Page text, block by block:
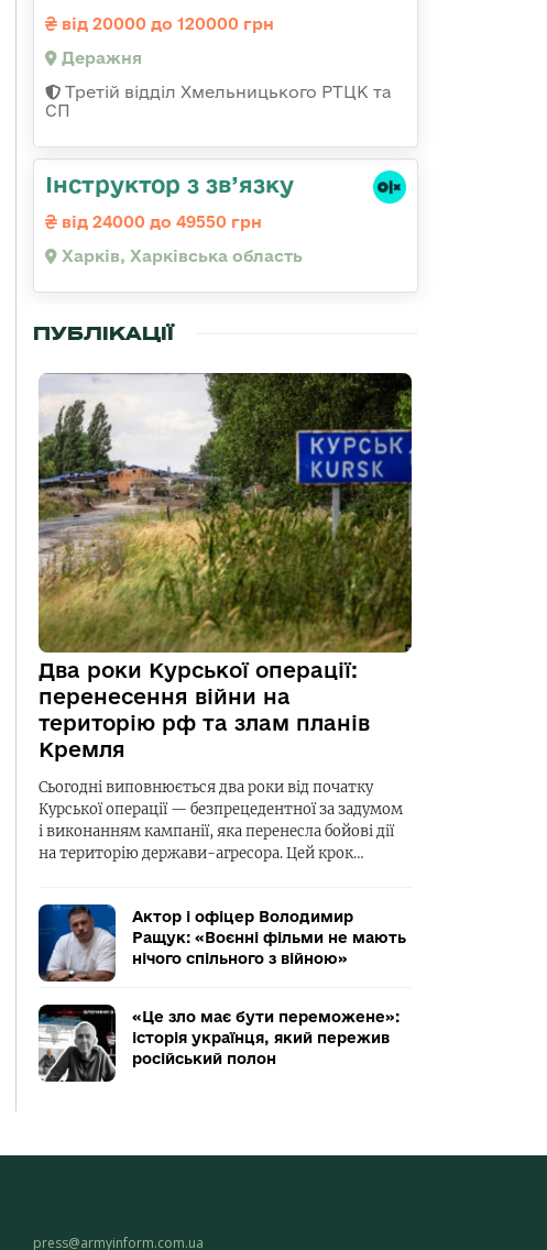
від 20000 до 120000 грн
Деражня
Третій відділ Хмельницького РТЦК та
СП
Інструктор з зв’язку
від 24000 до 49550 грн
Харків, Харківська область
ПУБЛІКАЦІЇ
Два роки Курської операції:
перенесення війни на
територію рф та злам планів
Кремля
Сьогодні виповнюється два роки від початку
Курської операції — безпрецедентної за задумом
і виконанням кампанії, яка перенесла бойові дії
на територію держави-агресора. Цей крок…
Актор і офіцер Володимир
Ращук: «Воєнні фільми не мають
нічого спільного з війною»
«Це зло має бути переможене»:
історія українця, який пережив
російський полон
press@armyinform.com.ua